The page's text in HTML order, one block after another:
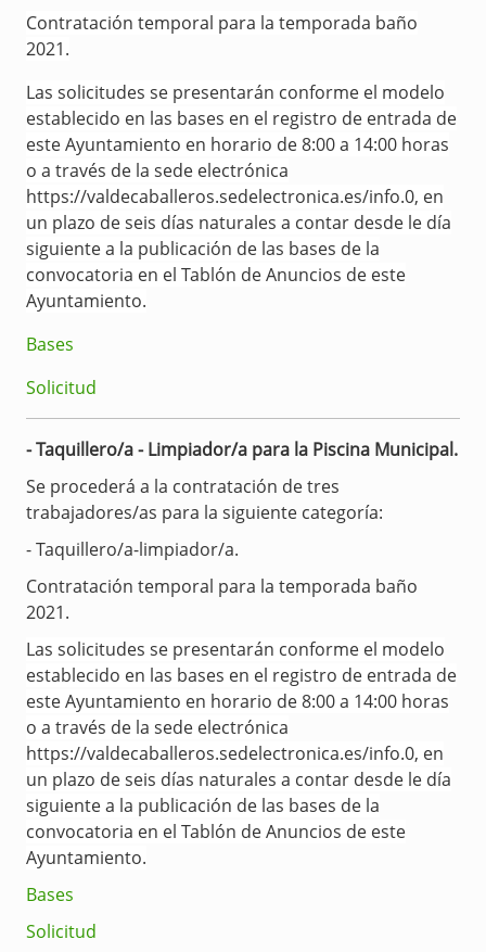
Contratación temporal para la temporada baño
2021.
Las solicitudes se presentarán conforme el modelo
establecido en las bases en el registro de entrada de
este Ayuntamiento en horario de 8:00 a 14:00 horas
o a través de la sede electrónica
https://valdecaballeros.sedelectronica.es/info.0, en
un plazo de seis días naturales a contar desde le día
siguiente a la publicación de las bases de la
convocatoria en el Tablón de Anuncios de este
Ayuntamiento.
Bases
Solicitud
- Taquillero/a - Limpiador/a para la Piscina Municipal.
Se procederá a la contratación de tres
trabajadores/as para la siguiente categoría:
- Taquillero/a-limpiador/a.
Contratación temporal para la temporada baño
2021.
Las solicitudes se presentarán conforme el modelo
establecido en las bases en el registro de entrada de
este Ayuntamiento en horario de 8:00 a 14:00 horas
o a través de la sede electrónica
https://valdecaballeros.sedelectronica.es/info.0, en
un plazo de seis días naturales a contar desde le día
siguiente a la publicación de las bases de la
convocatoria en el Tablón de Anuncios de este
Ayuntamiento.
Bases
Solicitud